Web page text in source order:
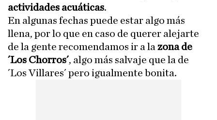
actividades acuáticas.
En algunas fechas puede estar algo más
llena, por lo que en caso de querer alejarte
de la gente recomendamos ir a la zona de
´Los Chorros´, algo más salvaje que la de
´Los Villares´ pero igualmente bonita.